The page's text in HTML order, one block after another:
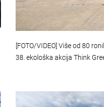
[FOTO/VIDEO] Više od 80
38. ekološka akcija Think